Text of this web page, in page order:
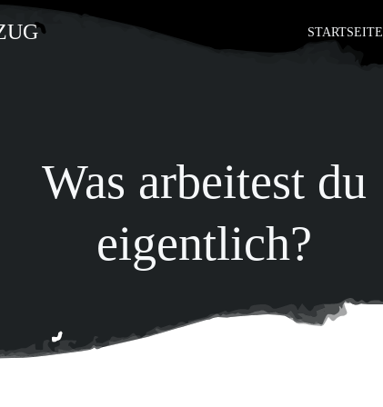
STARTSEITE
Was arbeitest du
eigentlich?